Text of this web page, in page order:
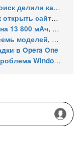
роботы и порталы
сертификатами
400 мАч на элемент
за 30 лет
в Opera One
и как это проверить